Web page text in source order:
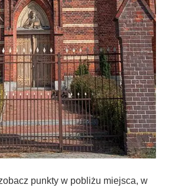
punkty w pobliżu miejsca, w